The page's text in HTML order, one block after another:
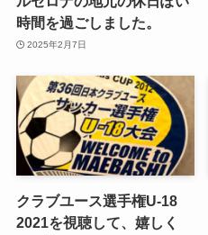
時間を過ごしました。
2025年2月7日
クラブユース選手権U-18
2021を視聴して、嬉しく